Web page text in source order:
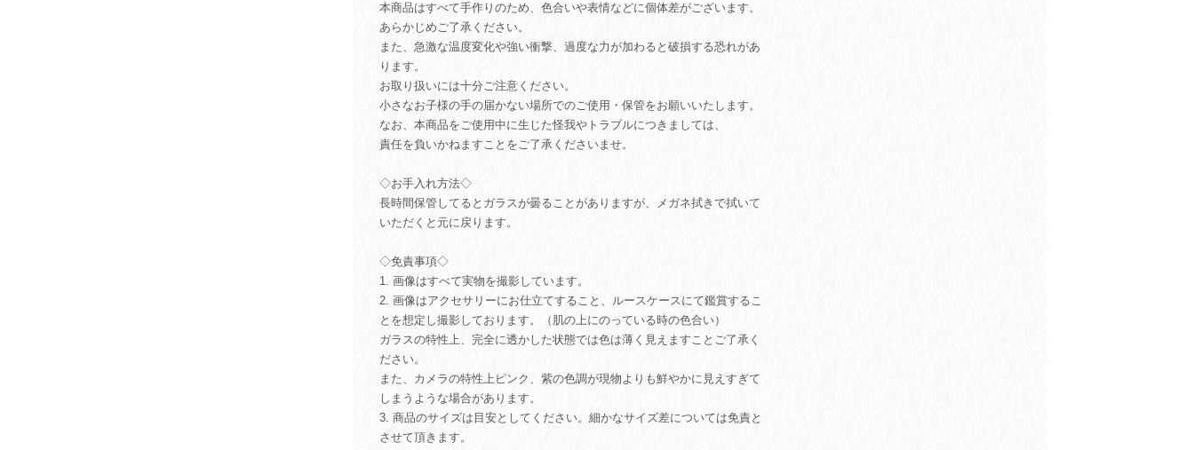
本商品はすべて手作りのため、色合いや表情などに個体差がございます。
あらかじめご了承ください。
また、急激な温度変化や強い衝撃、過度な力が加わると破損する恐れがあ
ります。
お取り扱いには十分ご注意ください。
小さなお子様の手の届かない場所でのご使用・保管をお願いいたします。
なお、本商品をご使用中に生じた怪我やトラブルにつきましては、
責任を負いかねますことをご了承くださいませ。
◇お手入れ方法◇
長時間保管してるとガラスが曇ることがありますが、メガネ拭きで拭いて
いただくと元に戻ります。
◇免責事項◇
1. 画像はすべて実物を撮影しています。
2. 画像はアクセサリーにお仕立てすること、ルースケースにて鑑賞するこ
とを想定し撮影しております。（肌の上にのっている時の色合い）
ガラスの特性上、完全に透かした状態では色は薄く見えますことご了承く
ださい。
また、カメラの特性上ピンク、紫の色調が現物よりも鮮やかに見えすぎて
しまうような場合があります。
3. 商品のサイズは目安としてください。細かなサイズ差については免責と
させて頂きます。